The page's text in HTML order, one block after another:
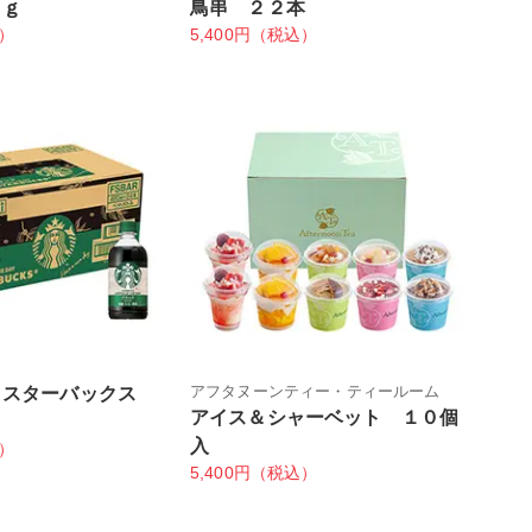
鳥串 ２２本
5,400円（税込）
ターバックス アフタヌーンティー・ティールーム
アイス＆シャーベット １０個
入
5,400円（税込）